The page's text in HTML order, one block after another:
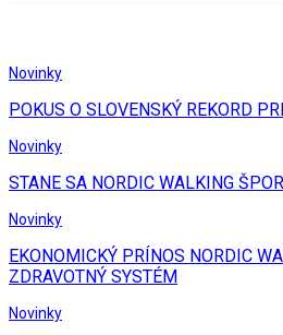
Novinky
POKUS O SLOVENSKÝ REKORD
Novinky
STANE SA NORDIC WALKING
Novinky
EKONOMICKÝ PRÍNOS NORDIC
ZDRAVOTNÝ SYSTÉM
Novinky